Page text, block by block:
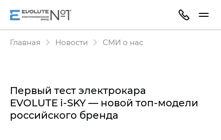
Главная Новости СМИ о нас
Первый тест электрокара
EVOLUTE i‑SKY — новой топ-модели
российского бренда